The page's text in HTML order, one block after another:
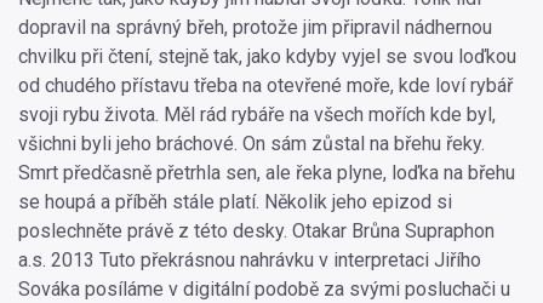
dopravil na správný břeh, protože jim připravil nádhernou
chvilku při čtení, stejně tak, jako kdyby vyjel se svou loďkou
od chudého přístavu třeba na otevřené moře, kde loví rybář
svoji rybu života. Měl rád rybáře na všech mořích kde byl,
všichni byli jeho bráchové. On sám zůstal na břehu řeky.
Smrt předčasně přetrhla sen, ale řeka plyne, loďka na břehu
se houpá a příběh stále platí. Několik jeho epizod si
poslechněte právě z této desky. Otakar Brůna Supraphon
a.s. 2013 Tuto překrásnou nahrávku v interpretaci Jiřího
Sováka posíláme v digitální podobě za svými posluchači u